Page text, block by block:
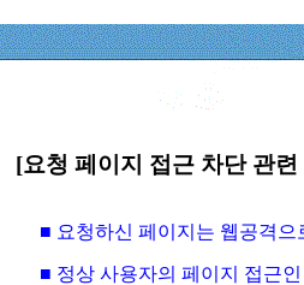
[요청 페이지 접근 차단 관
■ 요청하신 페이지는 웹공격
■ 정상 사용자의 페이지 접근